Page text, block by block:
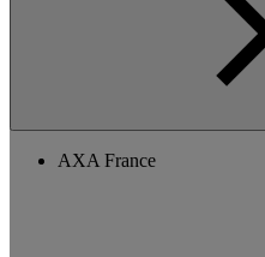
AXA France